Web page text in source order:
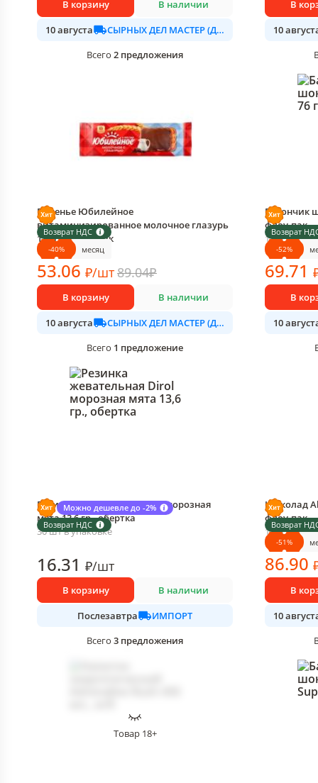
В корзину В наличии
10 августа
СЫРНЫХ ДЕЛ МАСТЕР (ДАЛИМО)
Всего 2 предложения
В
10
Возврат НДС
-40% месяц
Печенье Юбилейное
витаминизированное молочное глазурь
116 гр., флоу-пак
1 шт в упаковке
53.06 ₽/шт89.04₽
В корзину В наличии
10 августа
СЫРНЫХ ДЕЛ МАСТЕР (ДАЛИМО)
Всего 1 предложение
Возврат
-52%
Батончик
флоу-пак
1 шт в
69.71
В
10
Можно дешевле до -2%
Возврат НДС
Резинка жевательная Dirol морозная
мята 13,6 гр., обертка
30 шт в упаковке
16.31 ₽/шт
В корзину В наличии
Послезавтра
ИМПОРТ
Всего 3 предложения
Возврат
-51%
Шоколад
флоу-пак
1 шт в
86.90
В
10
Товар 18+